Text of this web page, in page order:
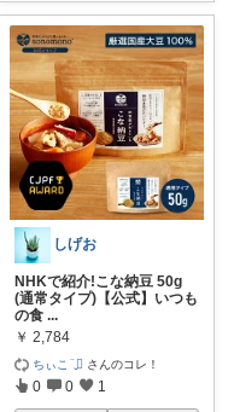
しげお
NHKで紹介!こな納豆 50g
(通常タイプ)【公式】いつも
の食 ...
￥ 2,784
ちぃこ¨̮⃝ さんのコレ！
0 0 1